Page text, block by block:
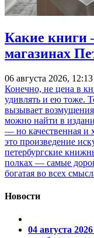
Какие книги
магазинах
06 августа 2026, 12:13
Конечно, не цена в
удивлять и ею тоже.
вызывает
можно найти в
— но качественная и
это произведение
петербургские
полках — самые
богатая во всех
Новости
04 августа 2026